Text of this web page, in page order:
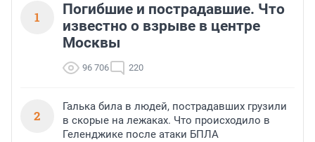
1
Погибшие и пострадавшие. Что
известно о взрыве в центре
Москвы
96 706 220
2
Галька била в людей, пострадавших грузили
в скорые на лежаках. Что происходило в
Геленджике после атаки БПЛА